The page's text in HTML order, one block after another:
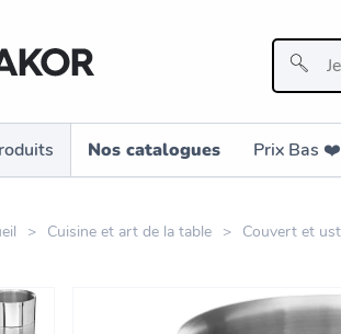
Nos catalogues Prix Bas ❤️️
Cuisine et art de la table Couvert et